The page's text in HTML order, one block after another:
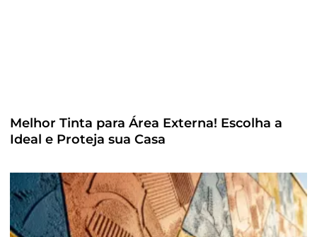
Melhor Tinta para Área Externa! Escolha a
Ideal e Proteja sua Casa